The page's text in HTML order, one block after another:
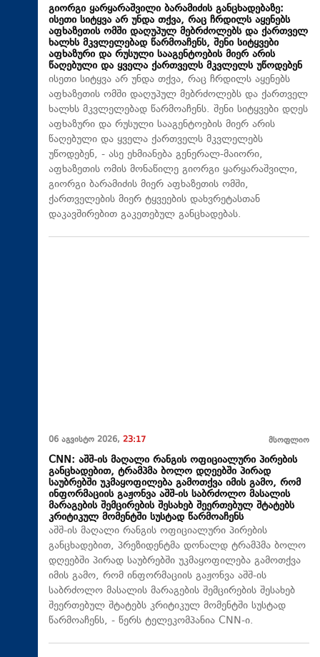
გიორგი ყარყარაშვილი ბარამიძის განცხადებაზე:
ისეთი სიტყვა არ უნდა თქვა, რაც ჩრდილს აყენებს
აფხაზეთის ომში დაღუპულ მებრძოლებს და ქართველ
ხალხს მკვლელებად წარმოაჩენს, შენი სიტყვები
აფხაზური და რუსული სააგენტოების მიერ არის
წაღებული და ყველა ქართველს მკვლელს უწოდებენ
ისეთი სიტყვა არ უნდა თქვა, რაც ჩრდილს აყენებს
აფხაზეთის ომში დაღუპულ მებრძოლებს და ქართველ
ხალხს მკვლელებად წარმოაჩენს. შენი სიტყვები დღეს
აფხაზური და რუსული სააგენტოების მიერ არის
წაღებული და ყველა ქართველს მკვლელებს
უწოდებენ, - ასე ეხმიანება გენერალ-მაიორი,
აფხაზეთის ომის მონაწილე გიორგი ყარყარაშვილი,
გიორგი ბარამიძის მიერ აფხაზეთის ომში,
ქართველების მიერ ტყვეების დახვრეტასთან
დაკავშირებით გაკეთებულ განცხადებას.
06 აგვისტო 2026, 23:17 მსოფლიო
CNN: აშშ-ის მაღალი რანგის ოფიციალური პირების
განცხადებით, ტრამპმა ბოლო დღეებში პირად
საუბრებში უკმაყოფილება გამოთქვა იმის გამო, რომ
ინფორმაციის გაჟონვა აშშ-ის საბრძოლო მასალის
მარაგების შემცირების შესახებ შეერთებულ შტატებს
კრიტიკულ მომენტში სუსტად წარმოაჩენს
აშშ-ის მაღალი რანგის ოფიციალური პირების
განცხადებით, პრეზიდენტმა დონალდ ტრამპმა ბოლო
დღეებში პირად საუბრებში უკმაყოფილება გამოთქვა
იმის გამო, რომ ინფორმაციის გაჟონვა აშშ-ის
საბრძოლო მასალის მარაგების შემცირების შესახებ
შეერთებულ შტატებს კრიტიკულ მომენტში სუსტად
წარმოაჩენს, - წერს ტელეკომპანია CNN-ი.